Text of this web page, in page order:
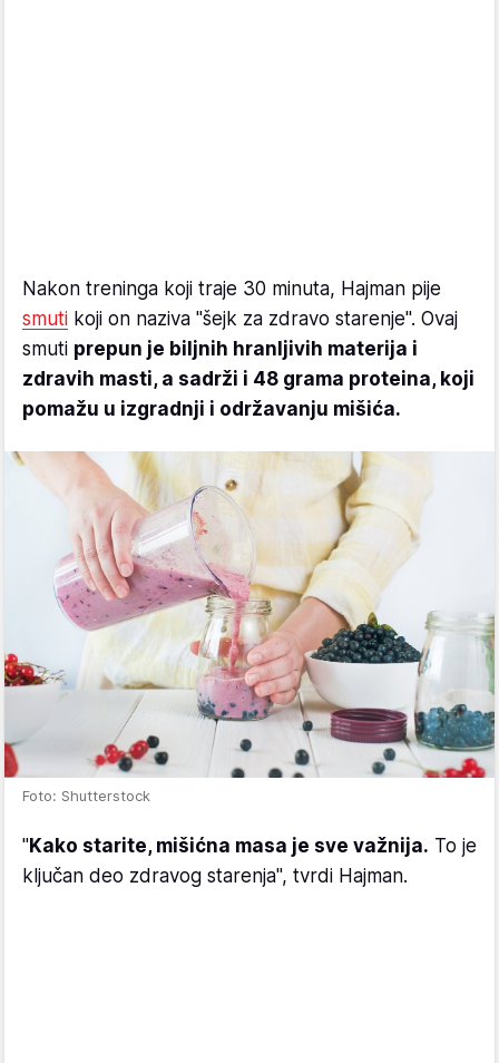
Nakon treninga koji traje 30 minuta, Hajman pije
smuti koji on naziva "šejk za zdravo starenje". Ovaj
smuti prepun je biljnih hranljivih materija i
zdravih masti, a sadrži i 48 grama proteina, koji
pomažu u izgradnji i održavanju mišića.
Foto: Shutterstock
"Kako starite, mišićna masa je sve važnija. To je
ključan deo zdravog starenja", tvrdi Hajman.